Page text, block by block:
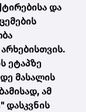
და
ეტაპზე
მასალის
ამ
დასკვნის